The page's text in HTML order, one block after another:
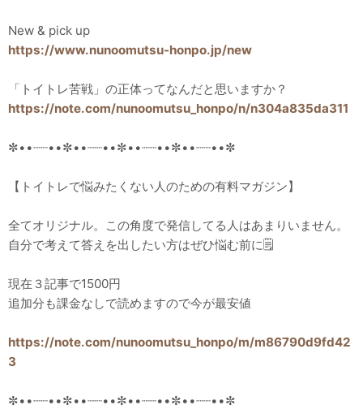
New & pick up
https://www.nunoomutsu-honpo.jp/new
「トイトレ苦戦」の正体ってなんだと思いますか？
https://note.com/nunoomutsu_honpo/n/n304a835da311
✼••┈┈••✼••┈┈••✼••┈┈••✼••┈┈••✼
【トイトレで悩みたくない人のための有料マガジン】
全てオリジナル。この角度で発信してる人はあまりいません。
自分で考えて答えを出したい方はぜひ悩む前に🗒️
現在３記事で1500円
追加分も課金なしで読めますので今が最安値
https://note.com/nunoomutsu_honpo/m/m86790d9fd42
3
✼••┈┈••✼••┈┈••✼••┈┈••✼••┈┈••✼